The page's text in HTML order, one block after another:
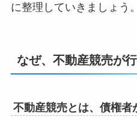
に整理していきましょう。
なぜ、不動産競売が
不動産競売とは、債権者